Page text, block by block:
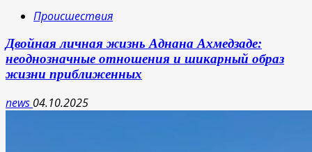
Происшествия
Двойная личная жизнь Аднана Ахмедзаде:
неоднозначные отношения и шикарный образ
жизни приближенных
news 04.10.2025